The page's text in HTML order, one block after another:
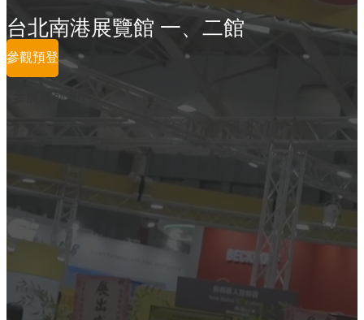
台北南港展覽館 一、二館
參觀預登
參展商列表